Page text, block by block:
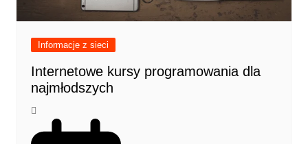
Informacje z sieci
Internetowe kursy programowania dla
najmłodszych